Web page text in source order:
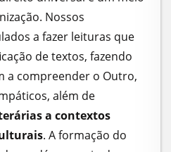
Nossos
a fazer leituras que
de textos, fazendo
a compreender o Outro,
além de
a contextos
. A formação do